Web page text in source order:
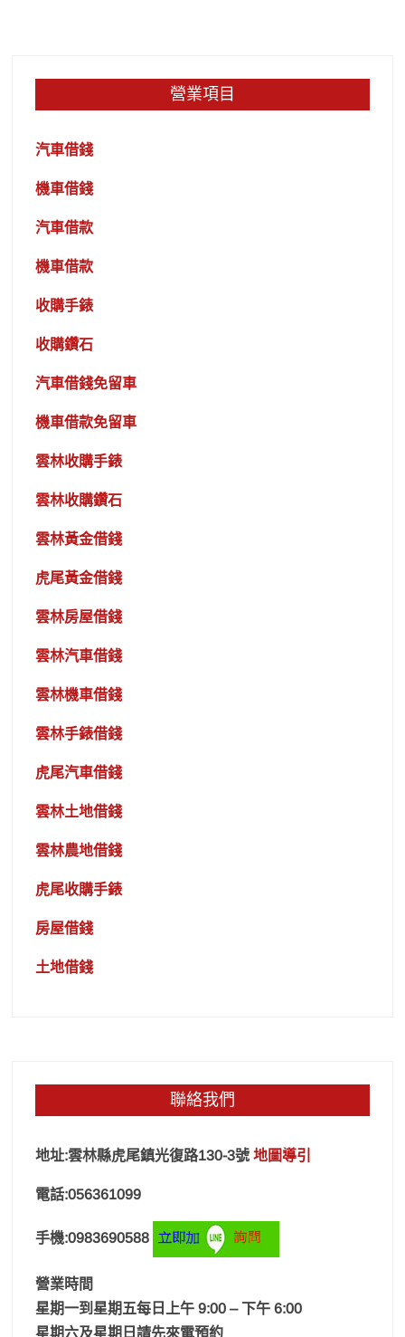
營業項目
汽車借錢
機車借錢
汽車借款
機車借款
收購手錶
收購鑽石
汽車借錢免留車
機車借款免留車
雲林收購手錶
雲林收購鑽石
雲林黃金借錢
虎尾黃金借錢
雲林房屋借錢
雲林汽車借錢
雲林機車借錢
雲林手錶借錢
虎尾汽車借錢
雲林土地借錢
雲林農地借錢
虎尾收購手錶
房屋借錢
土地借錢
聯絡我們
地址:雲林縣虎尾鎮光復路130-3號地圖導引
電話:056361099
手機:0983690588
營業時間
星期一到星期五每日上午 9:00 – 下午 6:00
星期六及星期日請先來電預約